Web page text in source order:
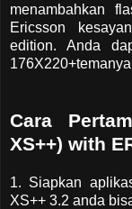
menambahkan
Ericsson
edition. Anda
176X220+temanya
Cara
XS++) with
1. Siapkan
XS++ 3.2 anda